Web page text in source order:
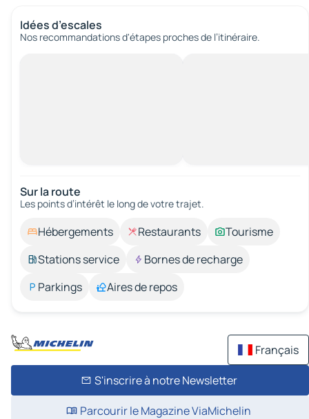
Idées d’escales
Nos recommandations d'étapes proches de l’itinéraire.
Sur la route
Les points d’intérêt le long de votre trajet.
Hébergements Restaurants
Tourisme
Stations service
Bornes de recharge
Parkings
Aires de repos
Français
S'inscrire à notre Newsletter
Parcourir le Magazine ViaMichelin